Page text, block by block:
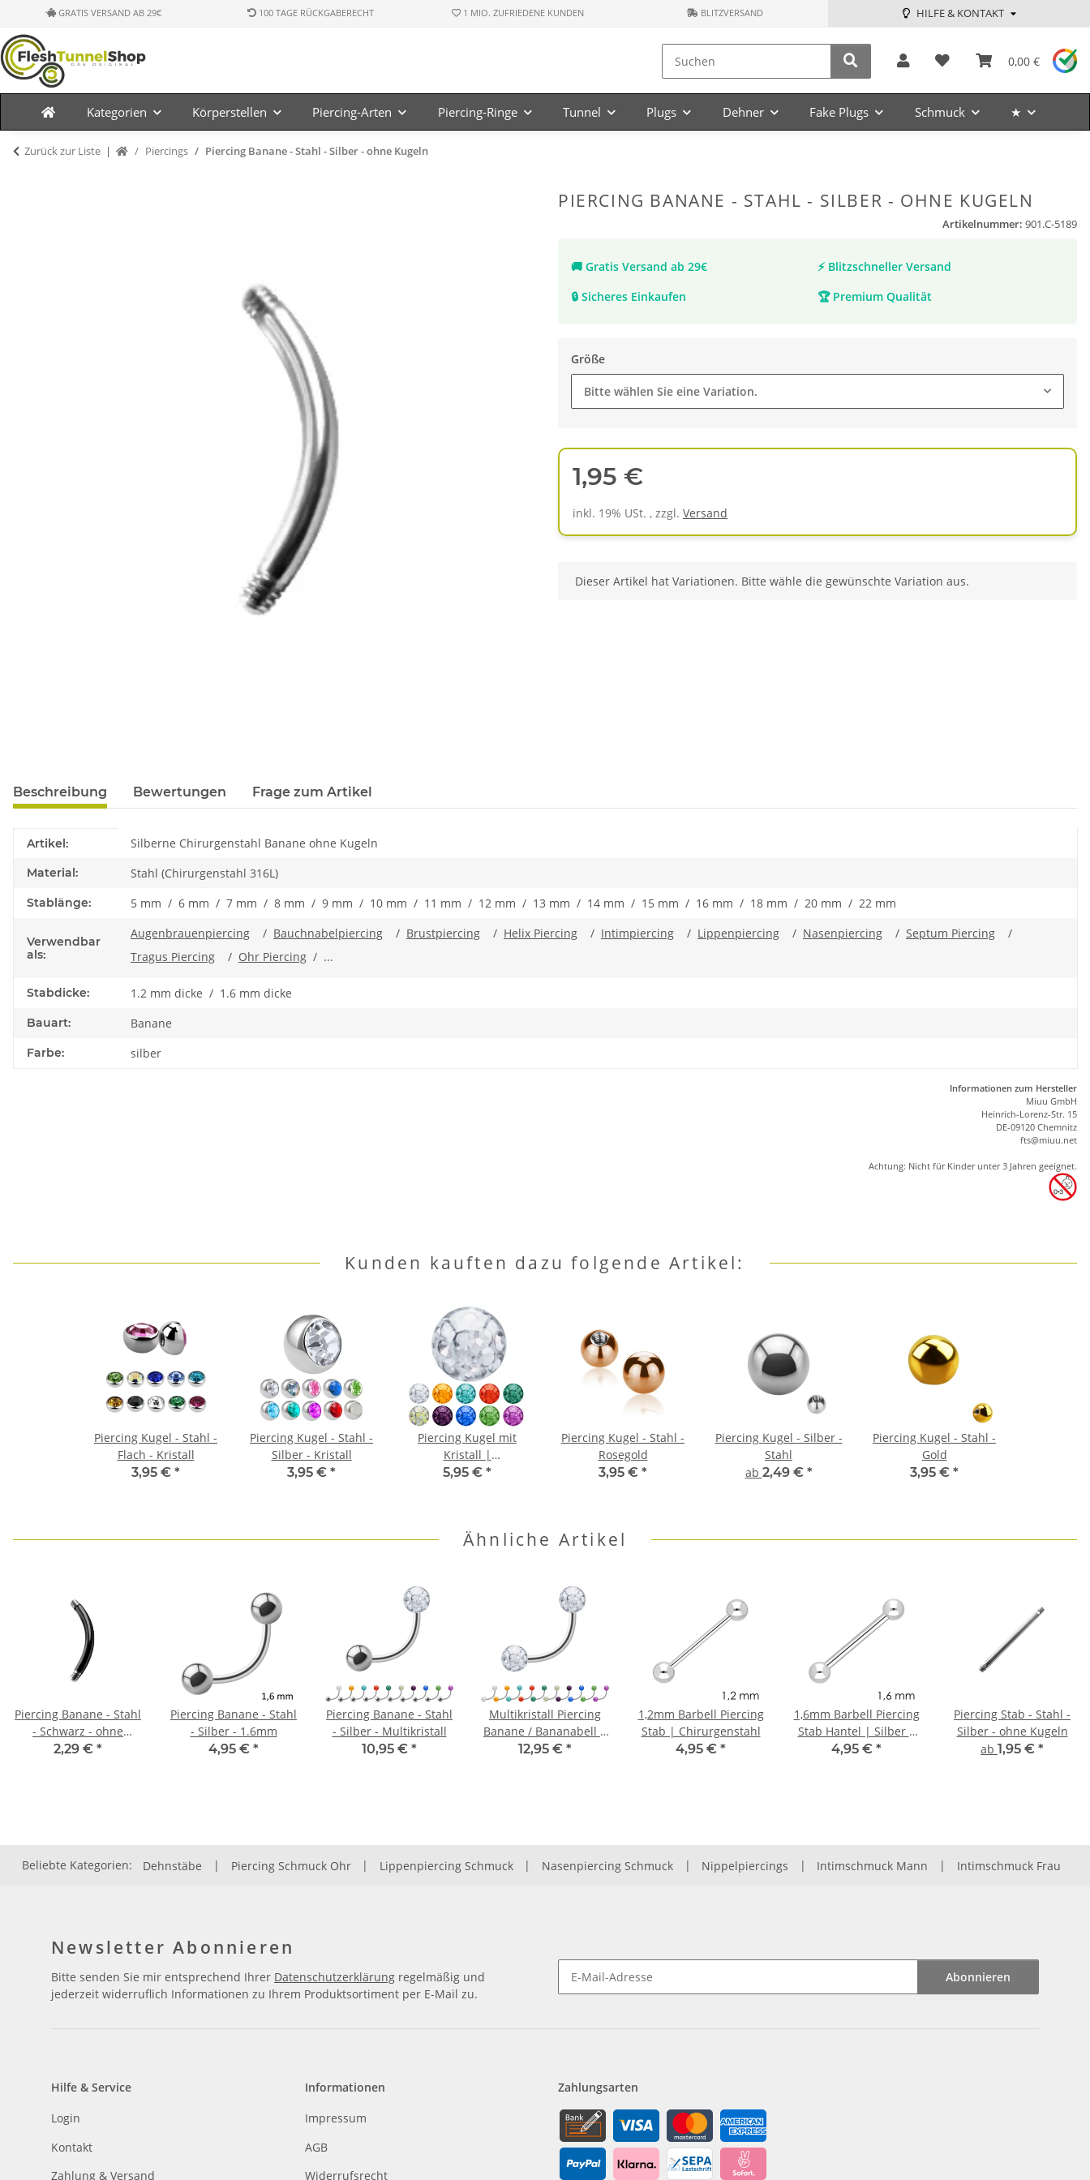
GRATIS VERSAND AB 29€ 100 TAGE RÜCKGABERECHT 1 MIO. ZUFRIEDENE KUNDEN BLITZVERSAND HILFE & KONTAKT
0,00 €
Kategorien Körperstellen Piercing-Arten Piercing-Ringe Tunnel Plugs Dehner Fake Plugs Schmuck ★
Zurück zur Liste Piercings Piercing Banane - Stahl - Silber - ohne Kugeln
PIERCING BANANE - STAHL - SILBER - OHNE KUGELN
Artikelnummer: 901.C-5189
🚚 Gratis Versand ab 29€ ⚡ Blitzschneller Versand
🔒 Sicheres Einkaufen 🏆 Premium Qualität
Größe
Bitte wählen Sie eine Variation.
1,95 €
inkl. 19% USt. , zzgl. Versand
x
Dieser Artikel hat Variationen. Bitte wähle die gewünschte Variation aus.
Beschreibung Bewertungen Frage zum Artikel
Produkteigenschaft
Wert
Artikel: Silberne Chirurgenstahl Banane ohne Kugeln
Material: Stahl (Chirurgenstahl 316L)
Stablänge: 5 mm / 6 mm / 7 mm / 8 mm / 9 mm / 10 mm / 11 mm / 12 mm / 13 mm / 14 mm / 15 mm / 16 mm / 18 mm / 20 mm / 22 mm
Verwendbar
als:
Augenbrauenpiercing / Bauchnabelpiercing / Brustpiercing / Helix Piercing / Intimpiercing / Lippenpiercing / Nasenpiercing / Septum Piercing
/
Tragus Piercing
/ Ohr Piercing / ...
Stabdicke: 1.2 mm dicke / 1.6 mm dicke
Bauart: Banane
Farbe: silber
Informationen zum Hersteller
Miuu GmbH
Heinrich-Lorenz-Str. 15
DE-09120 Chemnitz
fts@miuu.net
Achtung: Nicht für Kinder unter 3 Jahren geeignet.
Kunden kauften dazu folgende Artikel:
Piercing Kugel - Stahl -
Flach - Kristall
3,95 € *
Piercing Kugel - Stahl -
Silber - Kristall
3,95 € *
Piercing Kugel mit
Kristall |
Ersatzschraubkugeln
5,95 € *
Piercing Kugel - Stahl -
Rosegold
3,95 € *
Piercing Kugel - Silber -
Stahl
ab 2,49 € *
Piercing Kugel - Stahl -
Gold
3,95 € *
Ähnliche Artikel
Piercing Banane - Stahl
- Schwarz - ohne
Kugeln
2,29 € *
Piercing Banane - Stahl
- Silber - 1.6mm
4,95 € *
Piercing Banane - Stahl
- Silber - Multikristall
10,95 € *
Multikristall Piercing
Banane / Bananabell |
2 Glitzer Kugeln |
12,95 € *
1,2mm Barbell Piercing
Stab | Chirurgenstahl
4,95 € *
1,6mm Barbell Piercing
Stab Hantel | Silber |
Chirurgenstahl | 5mm-
4,95 € *
Piercing Stab - Stahl -
Silber - ohne Kugeln
ab 1,95 € *
Beliebte Kategorien: Dehnstäbe | Piercing Schmuck Ohr | Lippenpiercing Schmuck | Nasenpiercing Schmuck | Nippelpiercings | Intimschmuck Mann | Intimschmuck Frau
Newsletter Abonnieren
Bitte senden Sie mir entsprechend Ihrer Datenschutzerklärung regelmäßig und
jederzeit widerruflich Informationen zu Ihrem Produktsortiment per E-Mail zu.
Abonnieren
Hilfe & Service
Login
Kontakt
Zahlung & Versand
Informationen
Impressum
AGB
Widerrufsrecht
Zahlungsarten